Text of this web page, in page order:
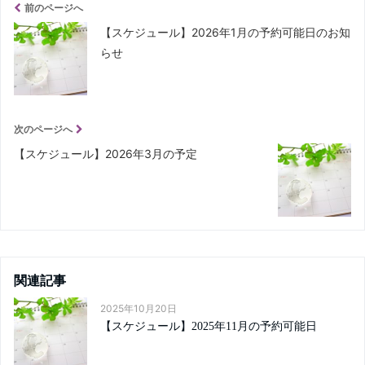
前のページへ
【スケジュール】2026年1月の予約可能日のお知
らせ
次のページへ
【スケジュール】2026年3月の予定
関連記事
2025年10月20日
【スケジュール】2025年11月の予約可能日